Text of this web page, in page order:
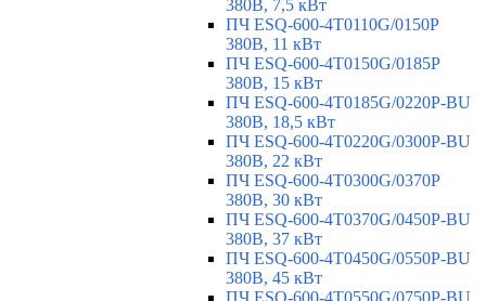
380В, 7,5 кВт
ПЧ ESQ-600-4T0110G/0150P
380В, 11 кВт
ПЧ ESQ-600-4T0150G/0185P
380В, 15 кВт
ПЧ ESQ-600-4T0185G/0220P-BU
380В, 18,5 кВт
ПЧ ESQ-600-4T0220G/0300P-BU
380В, 22 кВт
ПЧ ESQ-600-4T0300G/0370P
380В, 30 кВт
ПЧ ESQ-600-4T0370G/0450P-BU
380В, 37 кВт
ПЧ ESQ-600-4T0450G/0550P-BU
380В, 45 кВт